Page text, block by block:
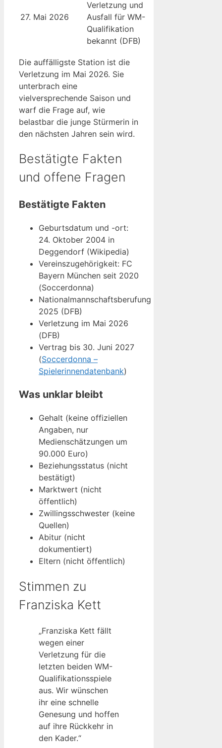
27. Mai 2026
Verletzung und
Ausfall für WM-
Qualifikation
bekannt (DFB)
Die auffälligste Station ist die
Verletzung im Mai 2026. Sie
unterbrach eine
vielversprechende Saison und
warf die Frage auf, wie
belastbar die junge Stürmerin in
den nächsten Jahren sein wird.
Bestätigte Fakten
und offene Fragen
Bestätigte Fakten
Geburtsdatum und -ort:
24. Oktober 2004 in
Deggendorf (Wikipedia)
Vereinszugehörigkeit: FC
Bayern München seit 2020
(Soccerdonna)
Nationalmannschaftsberufung
2025 (DFB)
Verletzung im Mai 2026
(DFB)
Vertrag bis 30. Juni 2027
(Soccerdonna –
Spielerinnendatenbank)
Was unklar bleibt
Gehalt (keine offiziellen
Angaben, nur
Medienschätzungen um
90.000 Euro)
Beziehungsstatus (nicht
bestätigt)
Marktwert (nicht
öffentlich)
Zwillingsschwester (keine
Quellen)
Abitur (nicht
dokumentiert)
Eltern (nicht öffentlich)
Stimmen zu
Franziska Kett
„Franziska Kett fällt
wegen einer
Verletzung für die
letzten beiden WM-
Qualifikationsspiele
aus. Wir wünschen
ihr eine schnelle
Genesung und hoffen
auf ihre Rückkehr in
den Kader.“